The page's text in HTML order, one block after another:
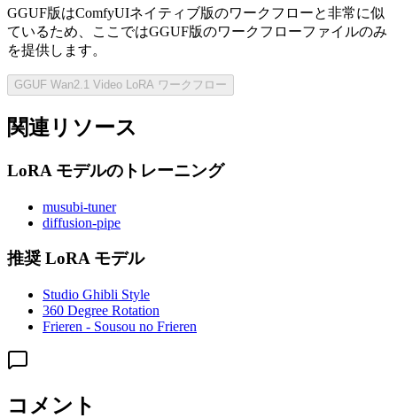
GGUF版はComfyUIネイティブ版のワークフローと非常に似
ているため、ここではGGUF版のワークフローファイルのみ
を提供します。
GGUF Wan2.1 Video LoRA ワークフロー
関連リソース
LoRA モデルのトレーニング
musubi-tuner
diffusion-pipe
推奨 LoRA モデル
Studio Ghibli Style
360 Degree Rotation
Frieren - Sousou no Frieren
コメント